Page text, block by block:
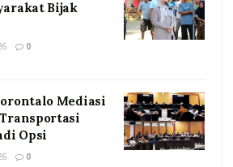
Bijak
0
Mediasi
Opsi
0